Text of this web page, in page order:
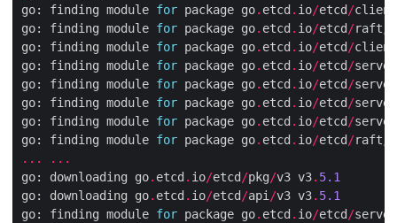
go: finding module for package go. etcd . io/etcd /client
go: finding module for package go. etcd . io/etcd /raft
go: finding module for package go. etcd . io/etcd /client
go: finding module for package go. etcd . io/etcd /server
go: finding module for package go. etcd . io/etcd /server
go: finding module for package go. etcd . io/etcd /server
go: finding module for package go. etcd . io/etcd /server
go: finding module for package go. etcd . io/etcd /raft
...
...
go: downloading go. etcd . io/etcd /pkg/v3 v3. 5.1
go: downloading go. etcd . io/etcd /api /v3 v3. 5.1
go: finding module for package go. etcd . io/etcd /server